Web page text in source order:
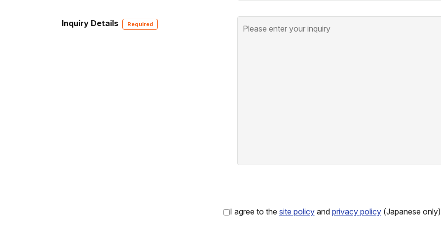
Inquiry Details
I agree to the site policyand privacy policy(Japanese only)